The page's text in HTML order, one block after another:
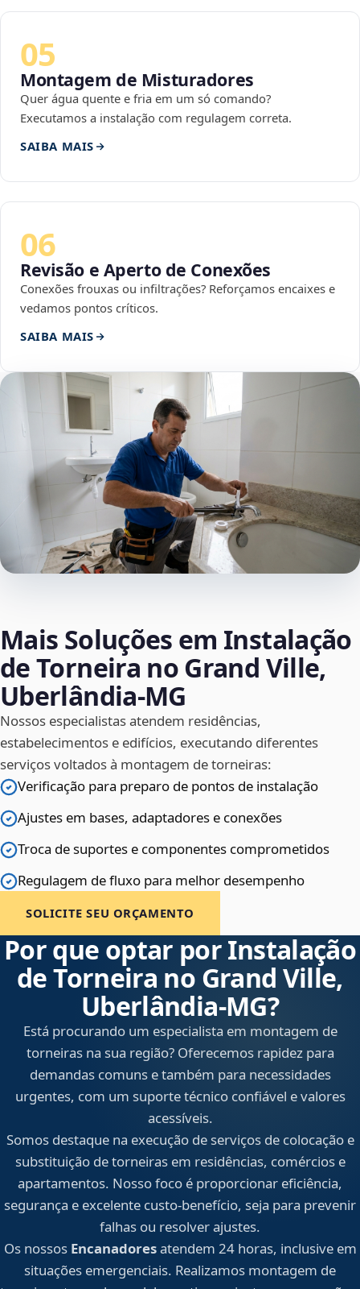
05
Montagem de Misturadores
Quer água quente e fria em um só comando?
Executamos a instalação com regulagem correta.
SAIBA MAIS
06
Revisão e Aperto de Conexões
Conexões frouxas ou infiltrações? Reforçamos encaixes e
vedamos pontos críticos.
SAIBA MAIS
Mais Soluções em Instalação
de Torneira no Grand Ville,
Uberlândia‑MG
Nossos especialistas atendem residências,
estabelecimentos e edifícios, executando diferentes
serviços voltados à montagem de torneiras:
Verificação para preparo de pontos de instalação
Ajustes em bases, adaptadores e conexões
Troca de suportes e componentes comprometidos
Regulagem de fluxo para melhor desempenho
SOLICITE SEU ORÇAMENTO
Por que optar por Instalação
de Torneira no Grand Ville,
Uberlândia‑MG?
Está procurando um especialista em montagem de
torneiras na sua região? Oferecemos rapidez para
demandas comuns e também para necessidades
urgentes, com um suporte técnico confiável e valores
acessíveis.
Somos destaque na execução de serviços de colocação e
substituição de torneiras em residências, comércios e
apartamentos. Nosso foco é proporcionar eficiência,
segurança e excelente custo-benefício, seja para prevenir
falhas ou resolver ajustes.
Os nossos Encanadoresatendem 24 horas, inclusive em
situações emergenciais. Realizamos montagem de